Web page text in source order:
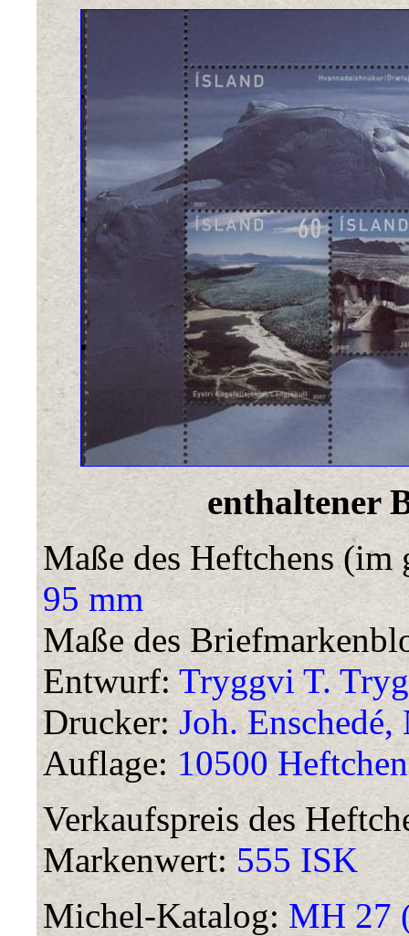
enthaltener
Maße des Heftchens (im
95 mm
Maße des
Entwurf: Tryggvi T.
Drucker: Joh. Enschedé,
Auflage: 10500 Heftchen
Verkaufspreis des
Markenwert: 555 ISK
Michel-Katalog: MH 27